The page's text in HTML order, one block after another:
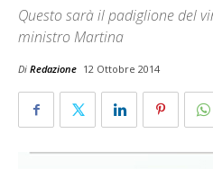
Questo sarà il padiglione del
ministro Martina
Di Redazione 12 Ottobre 2014